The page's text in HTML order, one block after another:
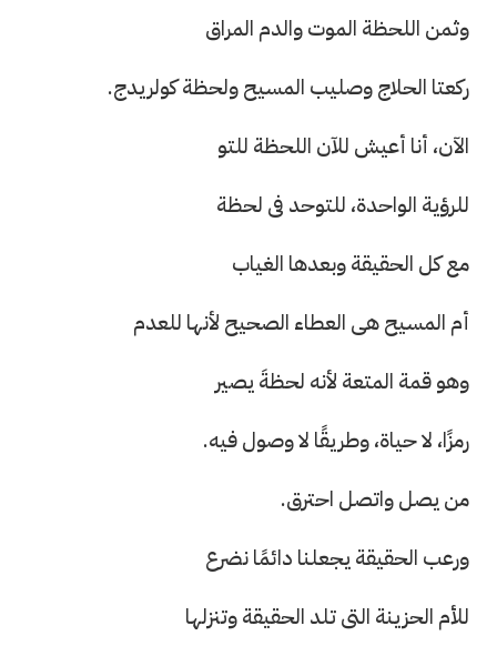
وثمن اللحظة الموت والدم المراق
ركعتا الحلاج وصليب المسيح ولحظة كولريدج.
الآن، أنا أعيش للآن اللحظة للتو
للرؤية الواحدة، للتوحد فى لحظة
مع كل الحقيقة وبعدها الغياب
أم المسيح هى العطاء الصحيح لأنها للعدم
وهو قمة المتعة لأنه لحظةَ يصير
رمزًا، لا حياة، وطريقًا لا وصول فيه.
من يصل واتصل احترق.
ورعب الحقيقة يجعلنا دائمًا نضرع
للأم الحزينة التى تلد الحقيقة وتنزلها